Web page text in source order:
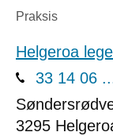
Praksis
Helgeroa
33 14 06
3295